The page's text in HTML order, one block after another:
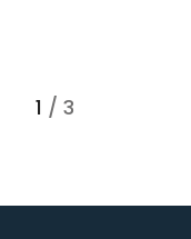
1 / 3